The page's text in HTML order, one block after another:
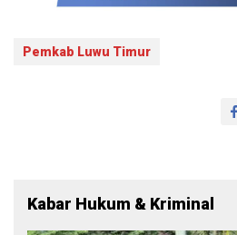
Pemkab Luwu Timur
Kabar Hukum & Kriminal